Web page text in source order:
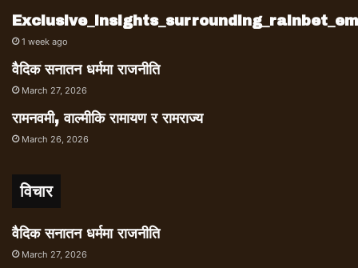
1 week ago
वैदिक सनातन धर्ममा राजनीति
March 27, 2026
रामनवमी, वाल्मीकि रामायण र रामराज्य
March 26, 2026
विचार
वैदिक सनातन धर्ममा राजनीति
March 27, 2026